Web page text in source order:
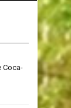
Coca-